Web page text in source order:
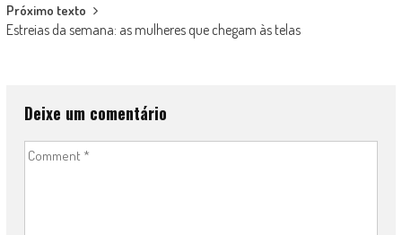
Próximo texto
Estreias da semana: as mulheres que chegam às telas
Deixe um comentário